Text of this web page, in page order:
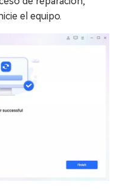
el equipo.